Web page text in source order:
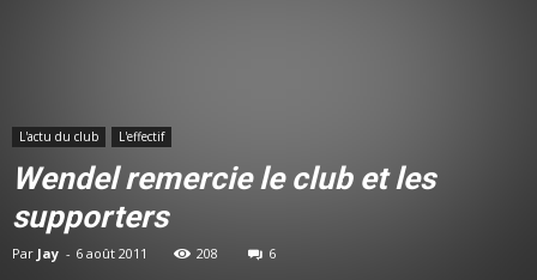
L'actu du club L'effectif
Wendel remercie le club et les
supporters
Par Jay - 6 août 2011 208 6